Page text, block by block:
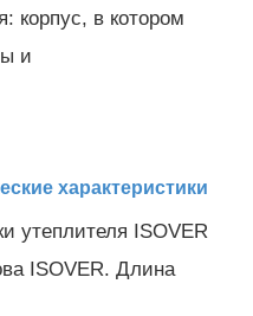
корпус, в котором
и
характеристики
утеплителя ISOVER
ISOVER. Длина